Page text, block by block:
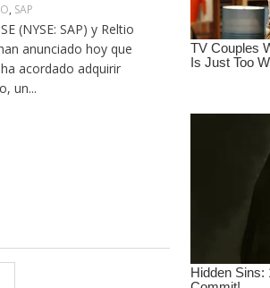
, SAP
(NYSE: SAP) y Reltio
anunciado hoy que
ha acordado adquirir
un...